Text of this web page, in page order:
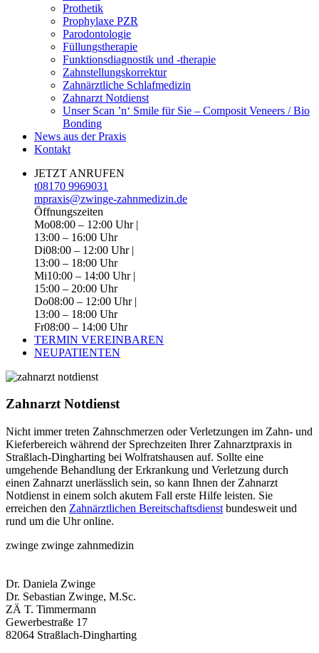
Prothetik
Prophylaxe PZR
Parodontologie
Füllungstherapie
Funktionsdiagnostik und -therapie
Zahnstellungskorrektur
Zahnärztliche Schlafmedizin
Zahnarzt Notdienst
Unser Scan ’n‘ Smile für Sie – Composit Veneers / Bio
Bonding
News aus der Praxis
Kontakt
JETZT ANRUFEN
t08170 9969031
mpraxis@zwinge-zahnmedizin.de
Öffnungszeiten
Mo08:00 – 12:00 Uhr |
13:00 – 16:00 Uhr
Di08:00 – 12:00 Uhr |
13:00 – 18:00 Uhr
Mi10:00 – 14:00 Uhr |
15:00 – 20:00 Uhr
Do08:00 – 12:00 Uhr |
13:00 – 18:00 Uhr
Fr08:00 – 14:00 Uhr
TERMIN VEREINBAREN
NEUPATIENTEN
Zahnarzt Notdienst
Nicht immer treten Zahnschmerzen oder Verletzungen im Zahn- und
Kieferbereich während der Sprechzeiten Ihrer Zahnarztpraxis in
Straßlach-Dingharting bei Wolfratshausen auf. Sollte eine
umgehende Behandlung der Erkrankung und Verletzung durch
einen Zahnarzt unerlässlich sein, so kann Ihnen der Zahnarzt
Notdienst in einem solch akutem Fall erste Hilfe leisten. Sie
erreichen den Zahnärztlichen Bereitschaftsdienst bundesweit und
rund um die Uhr online.
zwinge zwinge zahnmedizin
Dr. Daniela Zwinge
Dr. Sebastian Zwinge, M.Sc.
ZÄ T. Timmermann
Gewerbestraße 17
82064 Straßlach-Dingharting